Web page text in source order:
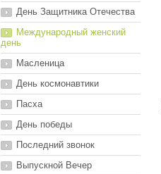
День Защитника Отечества
Международный женский
день
Масленица
День космонавтики
Пасха
День победы
Последний звонок
Выпускной Вечер